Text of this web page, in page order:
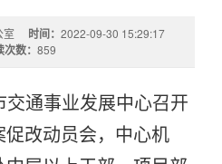
室 时间： 2022-09-30 15:29:17
数： 859
交通事业发展中心召开
改动员会，中心机